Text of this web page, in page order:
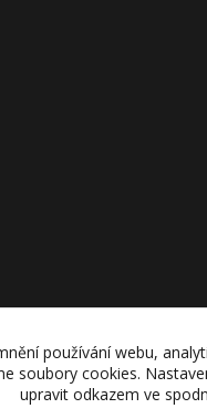
Upravit sběr
používání webu,
soubory cookies.
upravit odkazem ve